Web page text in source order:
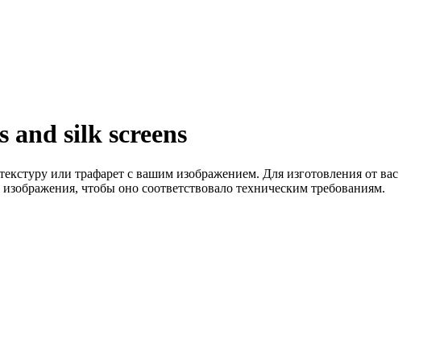
and silk screens
или трафарет с вашим изображением. Для изготовления от вас
чтобы оно соответствовало техническим требованиям.